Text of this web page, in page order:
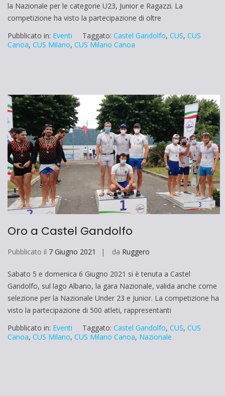
la Nazionale per le categorie U23, Junior e Ragazzi. La
competizione ha visto la partecipazione di oltre
Pubblicato in: Eventi Taggato: Castel Gandolfo, CUS, CUS
Canoa, CUS Milano, CUS Milano Canoa
Oro a Castel Gandolfo
Pubblicato il 7 Giugno 2021 da Ruggero
Sabato 5 e domenica 6 Giugno 2021 si è tenuta a Castel
Gandolfo, sul lago Albano, la gara Nazionale, valida anche come
selezione per la Nazionale Under 23 e Junior. La competizione ha
visto la partecipazione di 500 atleti, rappresentanti
Pubblicato in: Eventi Taggato: Castel Gandolfo, CUS, CUS
Canoa, CUS Milano, CUS Milano Canoa, Nazionale